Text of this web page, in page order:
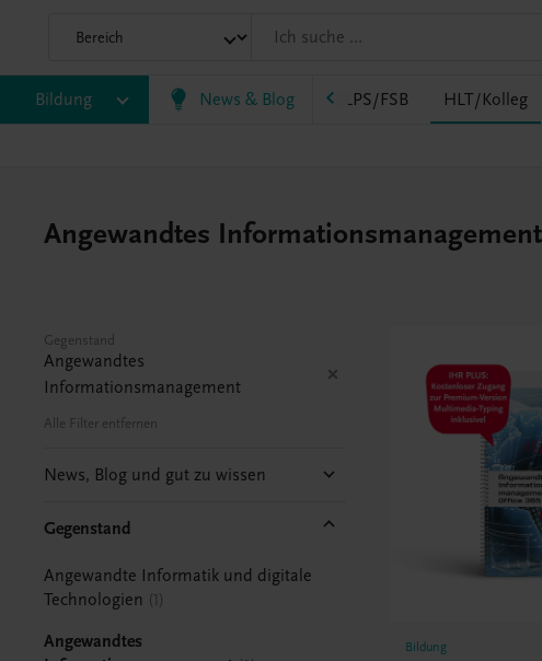
Bildung News & Blog
HAS HF/TFS HLM/HLK HLPS/FSB HLT/Kolleg
Angewandtes
Gegenstand
Angewandtes
Informationsmanagement
Alle Filter entfernen
News, Blog und gut zu wissen
Gegenstand
Angewandte Informatik und digitale
Technologien
1
Angewandtes
Bildung